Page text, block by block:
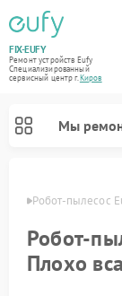
FIX-EUFY
Ремонт устройств Eufy
Специализированный
cервисный центр г.Киров
Мы
Робот-пылесос
Робот-
Плохо